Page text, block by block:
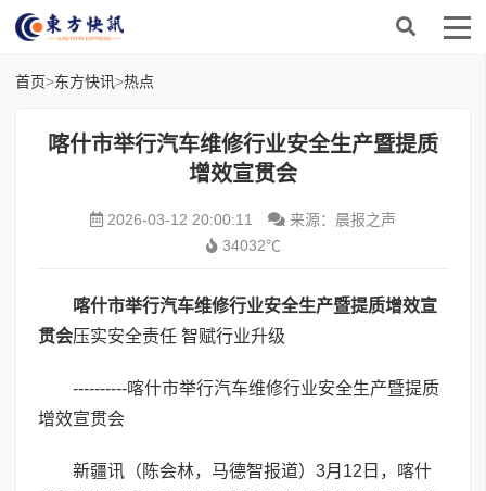
首页>东方快讯>热点
喀什市举行汽车维修行业安全生产暨提质
增效宣贯会
2026-03-12 20:00:11
来源：晨报之声
34032℃
喀什市举行汽车维修行业安全生产暨提质增效宣
贯会压实安全责任 智赋行业升级
----------喀什市举行汽车维修行业安全生产暨提质
增效宣贯会
新疆讯（陈会林，马德智报道）3月12日，喀什